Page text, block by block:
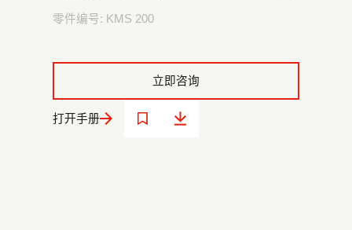
零件编号: KMS 200
立即咨询
打开手册